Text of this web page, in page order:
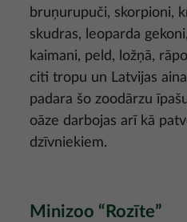
bruņurupuči, skorpioni,
skudras, leoparda
kaimani, peld, ložņā,
citi tropu un Latvijas
padara šo zoodārzu
oāze darbojas arī kā
dzīvniekiem.
Minizoo “Rozīte”